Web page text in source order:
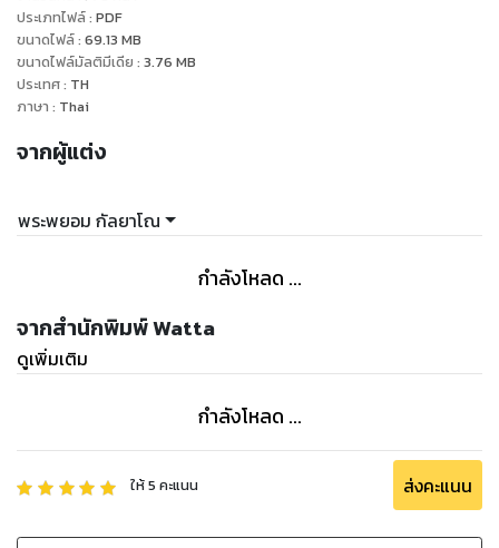
ประเภทไฟล์: PDF
ขนาดไฟล์: 69.13 MB
ขนาดไฟล์มัลติมีเดีย : 3.76 MB
ประเทศ: TH
ภาษา : Thai
จากผู้แต่ง
พระพยอม กัลยาโณ
กำลังโหลด ...
จากสำนักพิมพ์ Watta
ดูเพิ่มเติม
กำลังโหลด ...
ให้5 คะแนน ส่งคะแนน